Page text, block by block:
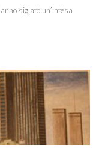
siglato un’intesa